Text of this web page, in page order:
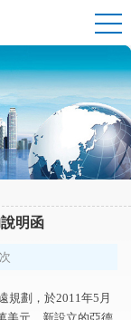
明函
次
規劃，於2011年5月